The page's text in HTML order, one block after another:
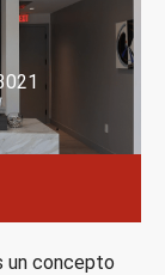
un concepto